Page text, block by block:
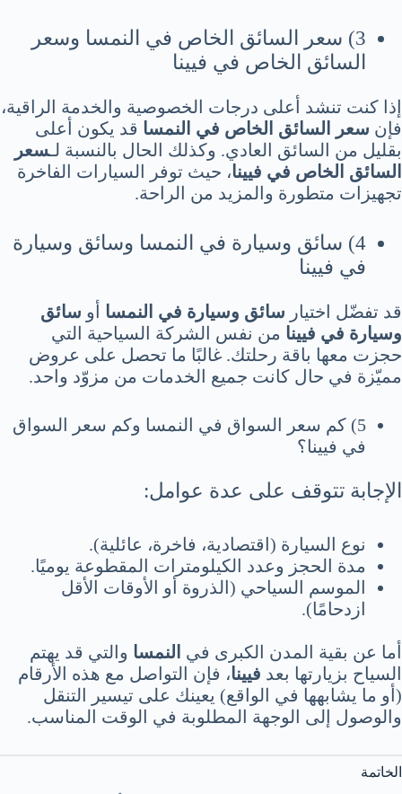
3) سعر السائق الخاص في النمسا وسعر
السائق الخاص في فيينا
إذا كنت تنشد أعلى درجات الخصوصية والخدمة الراقية،
فإن سعر السائق الخاص في النمسا قد يكون أعلى
بقليل من السائق العادي. وكذلك الحال بالنسبة لـسعر
السائق الخاص في فيينا، حيث توفر السيارات الفاخرة
تجهيزات متطورة والمزيد من الراحة.
4) سائق وسيارة في النمسا وسائق وسيارة
في فيينا
قد تفضّل اختيار سائق وسيارة في النمسا أو سائق
وسيارة في فيينا من نفس الشركة السياحية التي
حجزت معها باقة رحلتك. غالبًا ما تحصل على عروض
مميّزة في حال كانت جميع الخدمات من مزوّد واحد.
5) كم سعر السواق في النمسا وكم سعر السواق
في فيينا؟
الإجابة تتوقف على عدة عوامل:
نوع السيارة (اقتصادية، فاخرة، عائلية).
مدة الحجز وعدد الكيلومترات المقطوعة يوميًا.
الموسم السياحي (الذروة أو الأوقات الأقل
ازدحامًا).
أما عن بقية المدن الكبرى في النمسا والتي قد يهتم
السياح بزيارتها بعد فيينا، فإن التواصل مع هذه الأرقام
(أو ما يشابهها في الواقع) يعينك على تيسير التنقل
والوصول إلى الوجهة المطلوبة في الوقت المناسب.
الخاتمة